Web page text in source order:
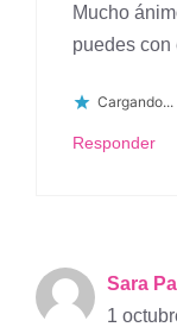
Mucho
puedes con
Cargando...
Responder
Sara
1